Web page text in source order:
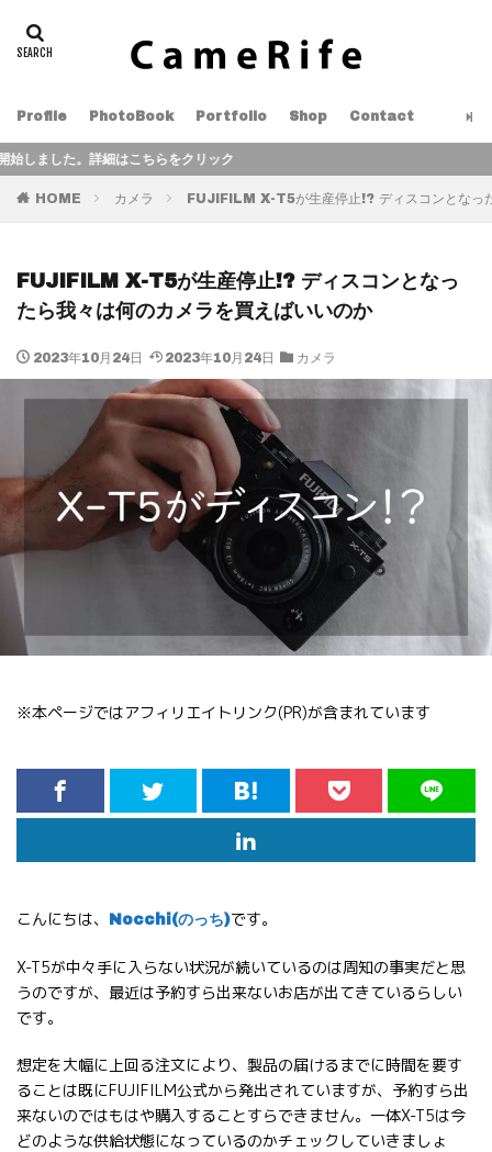
Profile PhotoBook Portfolio Shop Contact
はこちらをクリック
HOME カメラ FUJIFILM X-T5が生産停止!? ディスコンとなっ
FUJIFILM X-T5が生産停止!? ディスコンとなっ
たら我々は何のカメラを買えばいいのか
2023年10月24日 2023年10月24日 カメラ
※本ページではアフィリエイトリンク(PR)が含まれています
こんにちは、 Nocchi(のっち)です。
X-T5が中々手に入らない状況が続いているのは周知の事実だと思
うのですが、最近は予約すら出来ないお店が出てきているらしい
です。
想定を大幅に上回る注文により、製品の届けるまでに時間を要す
ることは既にFUJIFILM公式から発出されていますが、予約すら出
来ないのではもはや購入することすらできません。一体X-T5は今
どのような供給状態になっているのかチェックしていきましょ